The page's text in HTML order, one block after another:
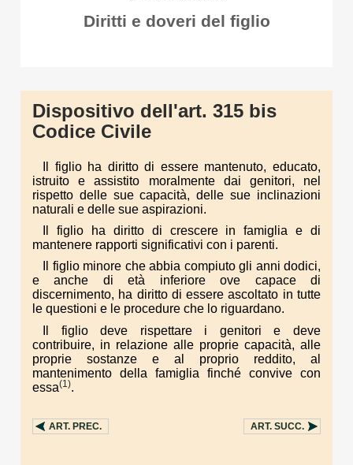
Diritti e doveri del figlio
Dispositivo dell'art. 315 bis
Codice Civile
Il figlio ha diritto di essere mantenuto, educato,
istruito e assistito moralmente dai genitori, nel
rispetto delle sue capacità, delle sue inclinazioni
naturali e delle sue aspirazioni.
Il figlio ha diritto di crescere in famiglia e di
mantenere rapporti significativi con i parenti.
Il figlio minore che abbia compiuto gli anni dodici,
e anche di età inferiore ove capace di
discernimento, ha diritto di essere ascoltato in tutte
le questioni e le procedure che lo riguardano.
Il figlio deve rispettare i genitori e deve
contribuire, in relazione alle proprie capacità, alle
proprie sostanze e al proprio reddito, al
mantenimento della famiglia finché convive con
essa(1).
ART. PREC. ART. SUCC.